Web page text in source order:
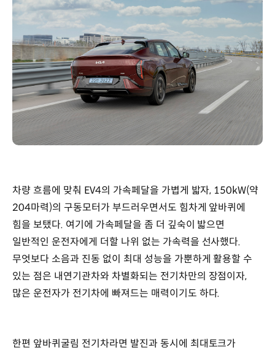
차량 흐름에 맞춰 EV4의 가속페달을 가볍게 밟자, 150kW(약
204마력)의 구동모터가 부드러우면서도 힘차게 앞바퀴에
힘을 보탰다. 여기에 가속페달을 좀 더 깊숙이 밟으면
일반적인 운전자에게 더할 나위 없는 가속력을 선사했다.
무엇보다 소음과 진동 없이 최대 성능을 가뿐하게 활용할 수
있는 점은 내연기관차와 차별화되는 전기차만의 장점이자,
많은 운전자가 전기차에 빠져드는 매력이기도 하다.
한편 앞바퀴굴림 전기차라면 발진과 동시에 최대토크가